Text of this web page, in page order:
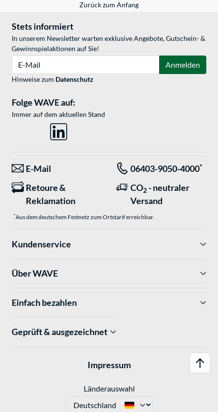
Zurück zum Anfang
Stets informiert
In unserem Newsletter warten exklusive Angebote, Gutschein- &
Gewinnspielaktionen auf Sie!
Anmelden
Hinweise zum Datenschutz
Folge WAVE auf:
Immer auf dem aktuellen Stand
E-Mail 06403-9050-4000*
Retoure &
Reklamation
CO2 - neutraler
Versand
*Aus dem deutschem Festnetz zum Ortstarif erreichbar.
Kundenservice
Über WAVE
Einfach bezahlen
Geprüft & ausgezeichnet
Impressum
Länderauswahl